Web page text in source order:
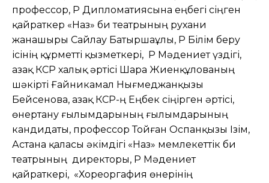
профессор, ҚР Дипломатиясына еңбегі сіңген
қайраткер «Наз» би театрының рухани
жанашыры Сайлау Батыршаұлы, ҚР Білім беру
ісінің құрметті қызметкері, ҚР Мәдениет үздігі,
Қазақ КСР халық әртісі Шара Жиенқұлованың
шәкірті Ғайникамал Нығмеджанқызы
Бейсенова, Қазақ КСР-ң Еңбек сіңірген әртісі,
өнертану ғылымдарының ғылымдарының
кандидаты, профессор Тойған Оспанқызы Ізім,
Астана қаласы әкімдігі «Наз» мемлекеттік би
театрының директоры, ҚР Мәдениет
қайраткері, «Хореоргафия өнерінің